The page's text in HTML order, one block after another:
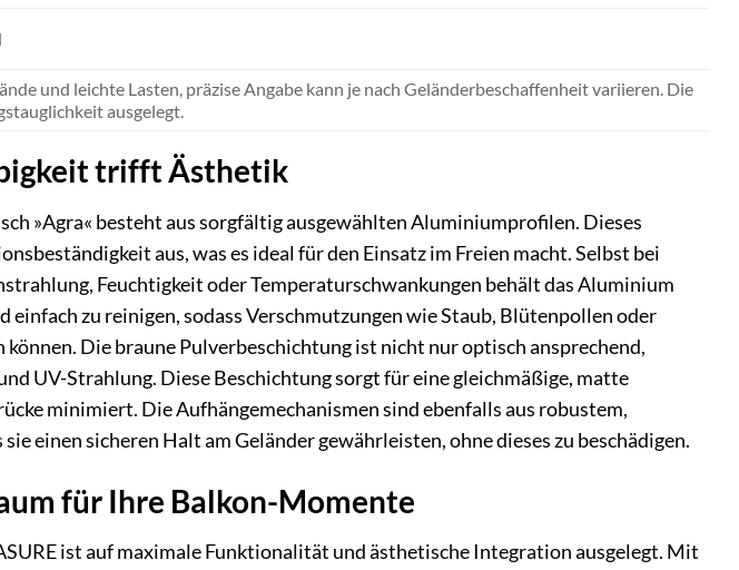
und leichte Lasten, präzise Angabe kann je nach Geländerbeschaffenheit variieren. Die
ausgelegt.
trifft Ästhetik
»Agra« besteht aus sorgfältig ausgewählten Aluminiumprofilen. Dieses
aus, was es ideal für den Einsatz im Freien macht. Selbst bei
Feuchtigkeit oder Temperaturschwankungen behält das Aluminium
zu reinigen, sodass Verschmutzungen wie Staub, Blütenpollen oder
Die braune Pulverbeschichtung ist nicht nur optisch ansprechend,
UV-Strahlung. Diese Beschichtung sorgt für eine gleichmäßige, matte
minimiert. Die Aufhängemechanismen sind ebenfalls aus robustem,
einen sicheren Halt am Geländer gewährleisten, ohne dieses zu beschädigen.
für Ihre Balkon-Momente
ist auf maximale Funktionalität und ästhetische Integration ausgelegt. Mit